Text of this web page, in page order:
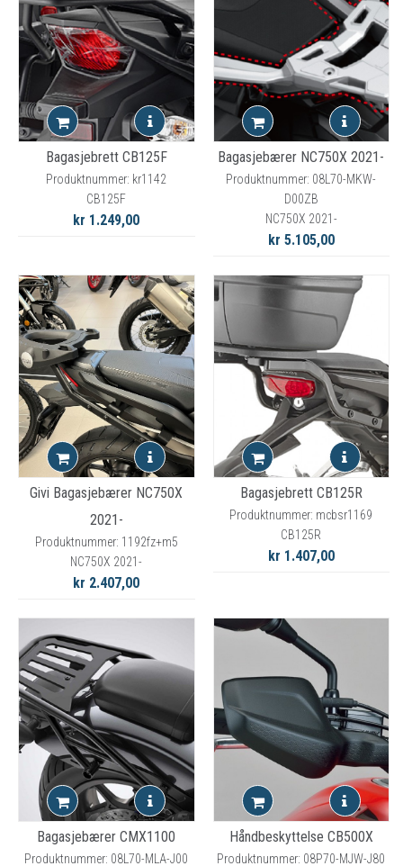
Bagasjebrett CB125F
Produktnummer: kr1142
CB125F
kr 1.249,00
Bagasjebærer NC750X 2021-
Produktnummer: 08L70-MKW-
D00ZB
NC750X 2021-
kr 5.105,00
Givi Bagasjebærer NC750X
2021-
Produktnummer: 1192fz+m5
NC750X 2021-
kr 2.407,00
Bagasjebrett CB125R
Produktnummer: mcbsr1169
CB125R
kr 1.407,00
Bagasjebærer CMX1100
Produktnummer: 08L70-MLA-J00
Håndbeskyttelse CB500X
Produktnummer: 08P70-MJW-J80